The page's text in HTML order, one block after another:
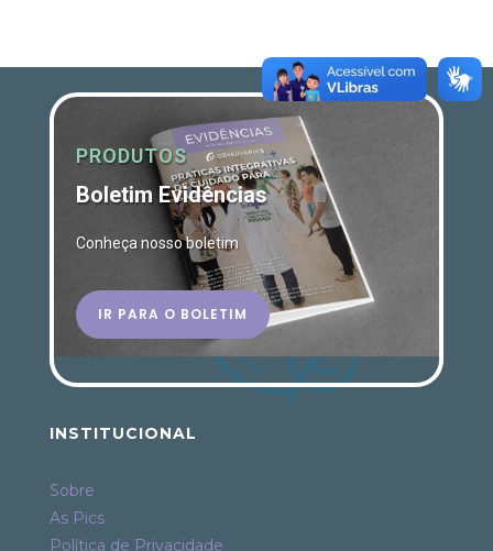
PRODUTOS
Boletim Evidências
Conheça nosso boletim
IR PARA O BOLETIM
INSTITUCIONAL
Sobre
As Pics
Política de Privacidade